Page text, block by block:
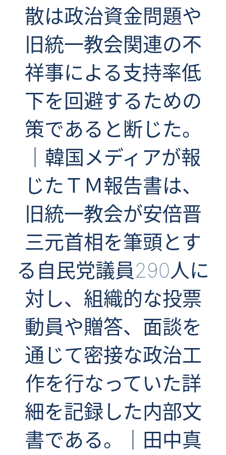
散は政治資金問題や
旧統一教会関連の不
祥事による支持率低
下を回避するための
策であると断じた。
｜韓国メディアが報
じたＴＭ報告書は、
旧統一教会が安倍晋
三元首相を筆頭とす
る自民党議員290人に
対し、組織的な投票
動員や贈答、面談を
通じて密接な政治工
作を行なっていた詳
細を記録した内部文
書である。｜田中真